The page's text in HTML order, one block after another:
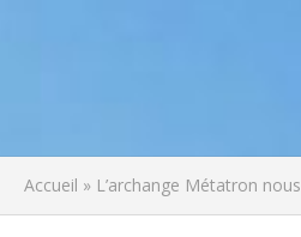
Accueil » L’archange Métatron